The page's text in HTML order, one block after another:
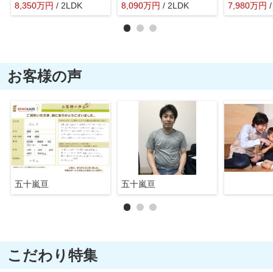
8,350万円 / 2LDK
8,090万円 / 2LDK
7,980万円
お客様の声
五十嵐亘 五十嵐亘
こだわり特集